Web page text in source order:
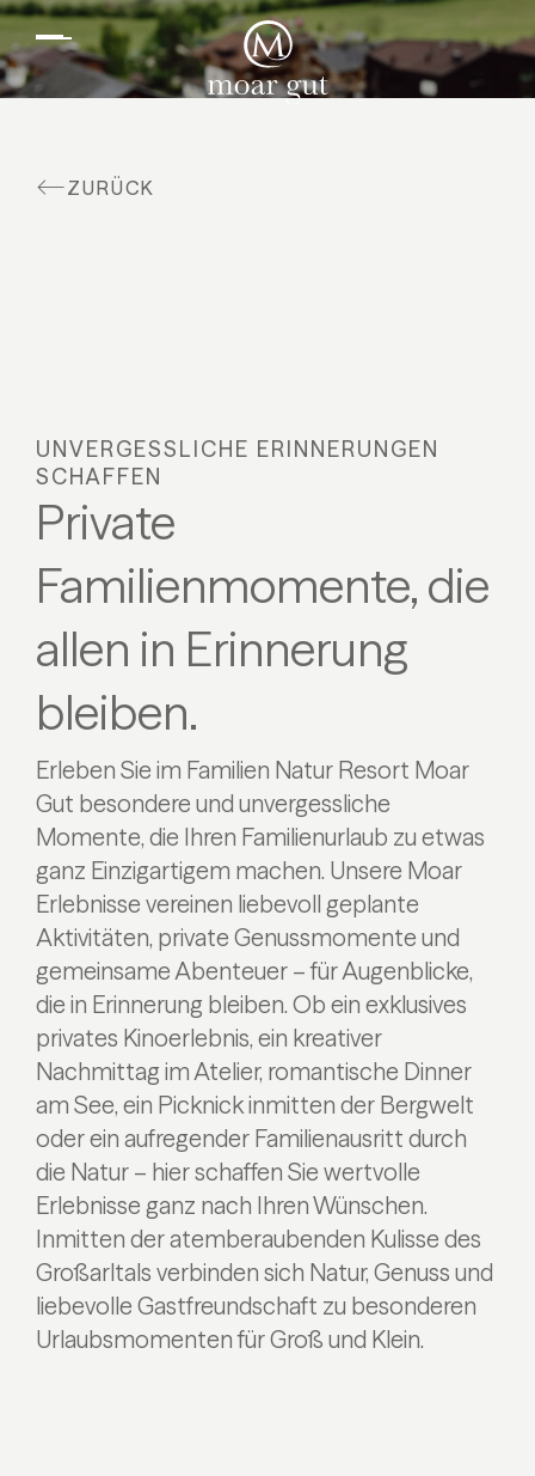
Suiten & Angebote
DE EN
ZURÜCK
UNVERGESSLICHE ERINNERUNGEN
SCHAFFEN
Private
Familienmomente, die
allen in Erinnerung
bleiben.
Erleben Sie im Familien Natur Resort Moar
Gut besondere und unvergessliche
Momente, die Ihren Familienurlaub zu etwas
ganz Einzigartigem machen. Unsere Moar
Erlebnisse vereinen liebevoll geplante
Aktivitäten, private Genussmomente und
gemeinsame Abenteuer – für Augenblicke,
die in Erinnerung bleiben. Ob ein exklusives
privates Kinoerlebnis, ein kreativer
Nachmittag im Atelier, romantische Dinner
am See, ein Picknick inmitten der Bergwelt
oder ein aufregender Familienausritt durch
die Natur – hier schaffen Sie wertvolle
Erlebnisse ganz nach Ihren Wünschen.
Inmitten der atemberaubenden Kulisse des
Großarltals verbinden sich Natur, Genuss und
liebevolle Gastfreundschaft zu besonderen
Urlaubsmomenten für Groß und Klein.